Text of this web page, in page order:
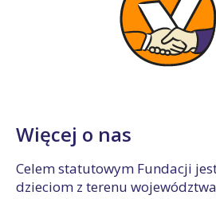
Więcej o nas
Celem statutowym Fundacji
dzieciom z terenu